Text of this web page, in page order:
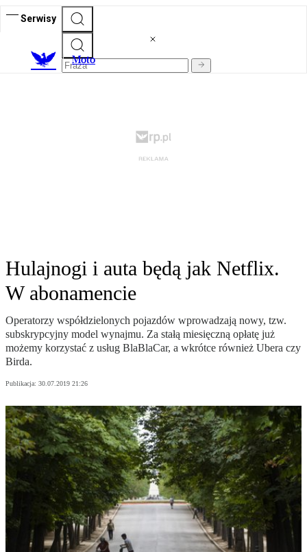
Serwisy
Moto
Hulajnogi i auta będą jak Netflix.
W abonamencie
Operatorzy współdzielonych pojazdów wprowadzają nowy, tzw.
subskrypcyjny model wynajmu. Za stałą miesięczną opłatę już
możemy korzystać z usług BlaBlaCar, a wkrótce również Ubera czy
Birda.
Publikacja: 30.07.2019 21:26